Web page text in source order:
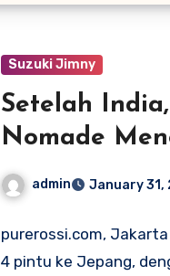
Suzuki Jimny
Setelah
Nomade
admin January 31,
purerossi.com,
4 pintu ke Jepang,